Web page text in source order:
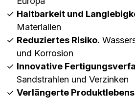
Haltbarkeit und
Materialien
Reduziertes Risiko.
und Korrosion
Innovative
Sandstrahlen und Verzinken
Verlängerte